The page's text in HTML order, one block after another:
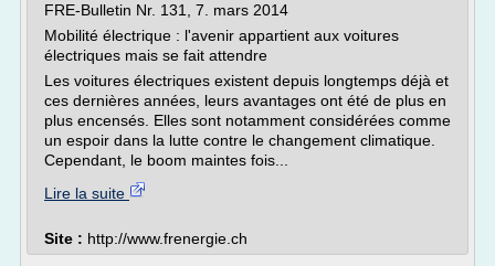
FRE-Bulletin Nr. 131, 7. mars 2014
Mobilité électrique : l'avenir appartient aux voitures
électriques mais se fait attendre
Les voitures électriques existent depuis longtemps déjà et
ces dernières années, leurs avantages ont été de plus en
plus encensés. Elles sont notamment considérées comme
un espoir dans la lutte contre le changement climatique.
Cependant, le boom maintes fois...
Lire la suite
Site : http://www.frenergie.ch